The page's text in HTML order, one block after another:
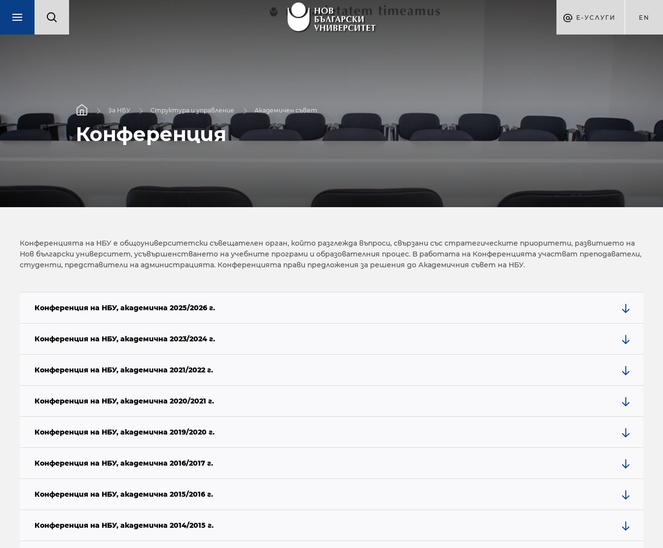
Е-УСЛУГИ EN
За НБУ Структура и управление Академичен съвет
Конференция
Конференцията на НБУ е общоуниверситетски съвещателен орган, който разглежда въпроси, свързани със стратегическите приоритети, развитието на
Нов български университет, усъвършенстването на учебните програми и образователния процес. В работата на Конференцията участват преподаватели,
студенти, представители на администрацията. Конференцията прави предложения за решения до Академичния съвет на НБУ.
Конференция на НБУ, академична 2025/2026 г.
Конференция на НБУ, академична 2023/2024 г.
Конференция на НБУ, академична 2021/2022 г.
Конференция на НБУ, академична 2020/2021 г.
Конференция на НБУ, академична 2019/2020 г.
Конференция на НБУ, академична 2016/2017 г.
Конференция на НБУ, академична 2015/2016 г.
Конференция на НБУ, академична 2014/2015 г.